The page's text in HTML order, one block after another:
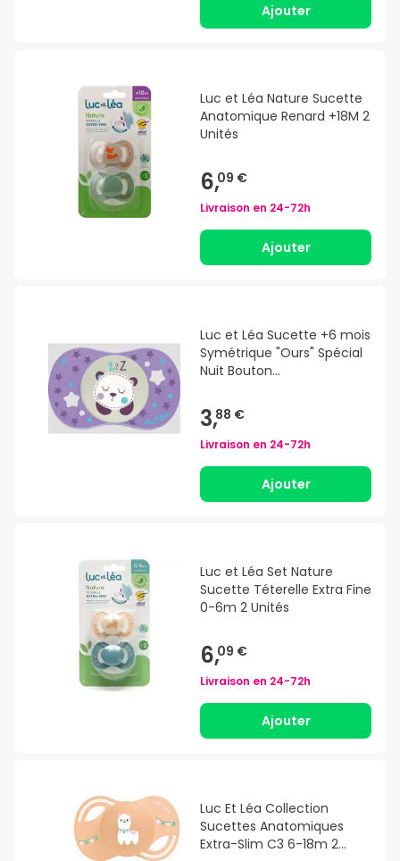
Ajouter
Luc et Léa Nature Sucette
Anatomique Renard +18M 2
Unités
6,09 €
Livraison en 24-72h
Ajouter
Luc et Léa Sucette +6 mois
Symétrique "Ours" Spécial
Nuit Bouton
3,88 €
Livraison en 24-72h
Ajouter
Luc et Léa Set Nature
Sucette Téterelle Extra Fine
0-6m 2 Unités
6,09 €
Livraison en 24-72h
Ajouter
Luc Et Léa Collection
Sucettes Anatomiques
Extra-Slim C3 6-18m 2